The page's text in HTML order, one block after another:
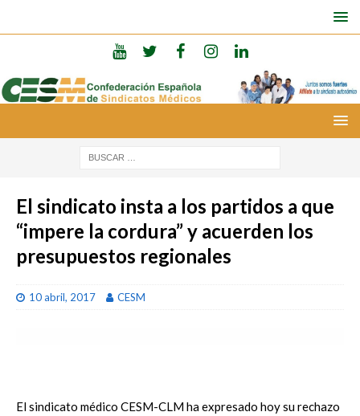
El sindicato insta a los partidos a que
“impere la cordura” y acuerden los
presupuestos regionales
10 abril, 2017 CESM
El sindicato médico CESM-CLM ha expresado hoy su rechazo